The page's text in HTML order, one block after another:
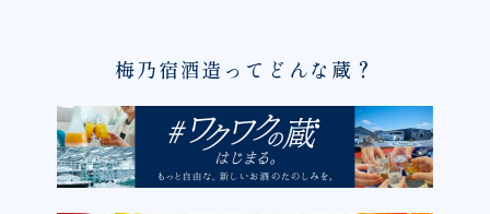
梅乃宿酒造ってどんな蔵？